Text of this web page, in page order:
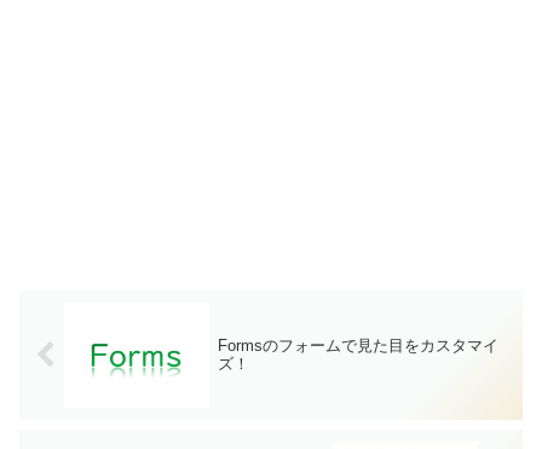
Formsのフォームで見た目をカスタマイ
ズ！